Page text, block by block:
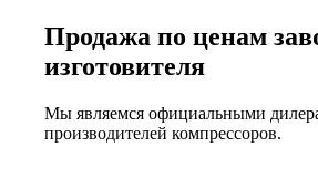
Продажа по ценам
изготовителя
Мы являемся официальными
производителей компрессоров.